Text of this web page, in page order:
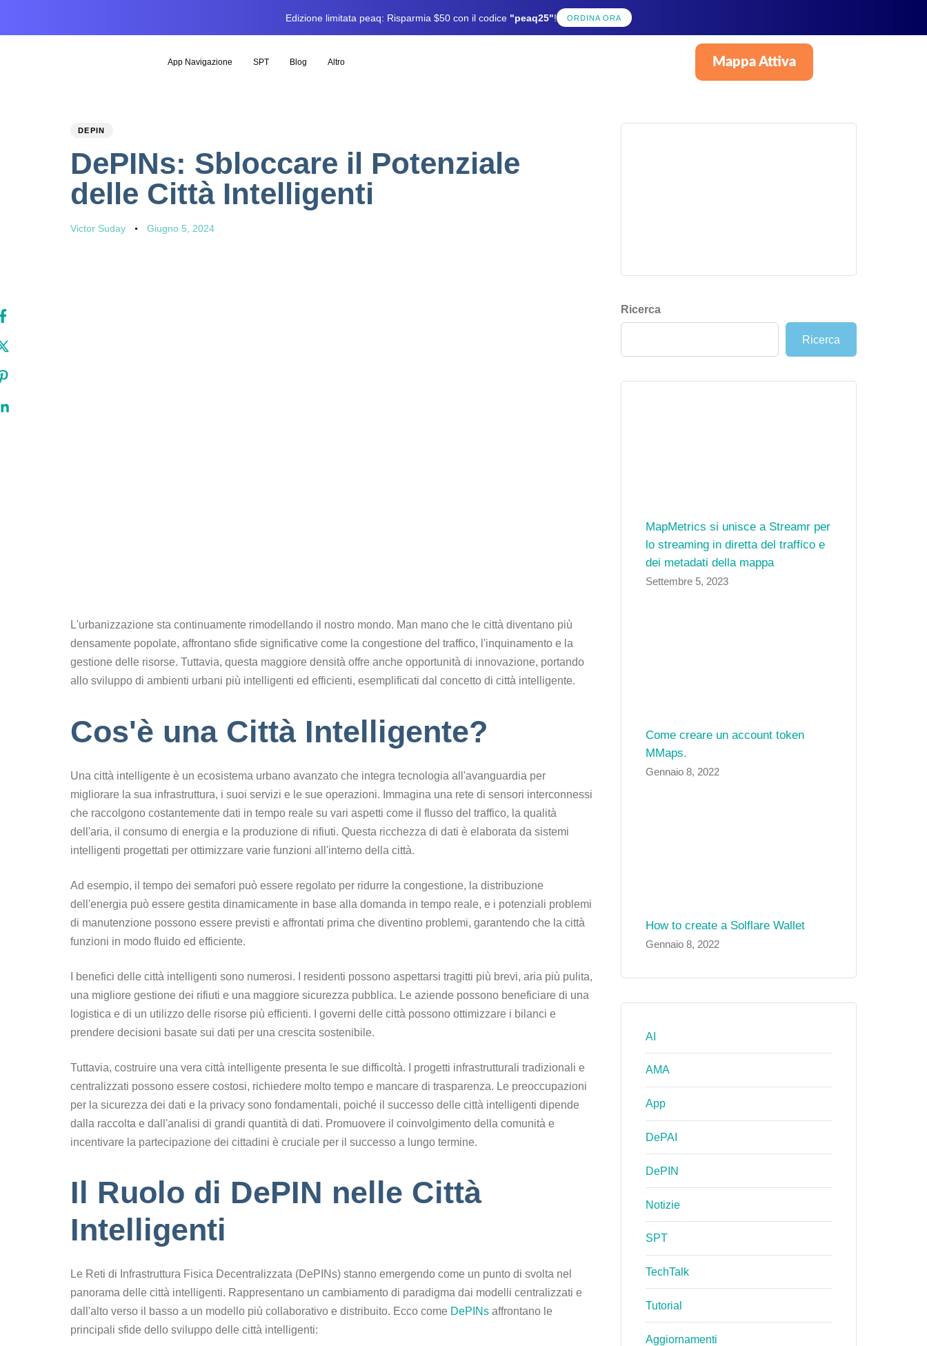
Edizione limitata peaq: Risparmia $50 con il codice "peaq25"! ORDINA ORA
App Navigazione SPT Blog Altro Mappa Attiva
PUBLISHED
DEPIN
DePINs: Sbloccare il Potenziale
delle Città Intelligenti
Author
Victor Suday
Published
Giugno 5, 2024
L'urbanizzazione sta continuamente rimodellando il nostro mondo. Man mano che le città diventano più
densamente popolate, affrontano sfide significative come la congestione del traffico, l'inquinamento e la
gestione delle risorse. Tuttavia, questa maggiore densità offre anche opportunità di innovazione, portando
allo sviluppo di ambienti urbani più intelligenti ed efficienti, esemplificati dal concetto di città intelligente.
Cos'è una Città Intelligente?
Una città intelligente è un ecosistema urbano avanzato che integra tecnologia all'avanguardia per
migliorare la sua infrastruttura, i suoi servizi e le sue operazioni. Immagina una rete di sensori interconnessi
che raccolgono costantemente dati in tempo reale su vari aspetti come il flusso del traffico, la qualità
dell'aria, il consumo di energia e la produzione di rifiuti. Questa ricchezza di dati è elaborata da sistemi
intelligenti progettati per ottimizzare varie funzioni all'interno della città.
Ad esempio, il tempo dei semafori può essere regolato per ridurre la congestione, la distribuzione
dell'energia può essere gestita dinamicamente in base alla domanda in tempo reale, e i potenziali problemi
di manutenzione possono essere previsti e affrontati prima che diventino problemi, garantendo che la città
funzioni in modo fluido ed efficiente.
I benefici delle città intelligenti sono numerosi. I residenti possono aspettarsi tragitti più brevi, aria più pulita,
una migliore gestione dei rifiuti e una maggiore sicurezza pubblica. Le aziende possono beneficiare di una
logistica e di un utilizzo delle risorse più efficienti. I governi delle città possono ottimizzare i bilanci e
prendere decisioni basate sui dati per una crescita sostenibile.
Tuttavia, costruire una vera città intelligente presenta le sue difficoltà. I progetti infrastrutturali tradizionali e
centralizzati possono essere costosi, richiedere molto tempo e mancare di trasparenza. Le preoccupazioni
per la sicurezza dei dati e la privacy sono fondamentali, poiché il successo delle città intelligenti dipende
dalla raccolta e dall'analisi di grandi quantità di dati. Promuovere il coinvolgimento della comunità e
incentivare la partecipazione dei cittadini è cruciale per il successo a lungo termine.
Il Ruolo di DePIN nelle Città
Intelligenti
Le Reti di Infrastruttura Fisica Decentralizzata (DePINs) stanno emergendo come un punto di svolta nel
panorama delle città intelligenti. Rappresentano un cambiamento di paradigma dai modelli centralizzati e
dall'alto verso il basso a un modello più collaborativo e distribuito. Ecco come DePINs affrontano le
principali sfide dello sviluppo delle città intelligenti:
Ricerca
Ricerca
MapMetrics si unisce a Streamr per
lo streaming in diretta del traffico e
dei metadati della mappa
Settembre 5, 2023
Come creare un account token
MMaps.
Gennaio 8, 2022
How to create a Solflare Wallet
Gennaio 8, 2022
AI
AMA
App
DePAI
DePIN
Notizie
SPT
TechTalk
Tutorial
Aggiornamenti